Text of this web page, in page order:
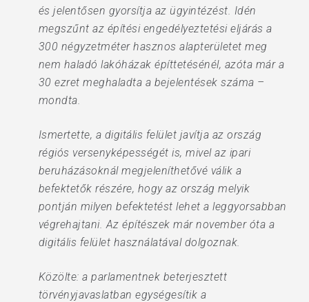
és jelentősen gyorsítja az ügyintézést. Idén
megszűnt az építési engedélyeztetési eljárás a
300 négyzetméter hasznos alapterületet meg
nem haladó lakóházak építtetésénél, azóta már a
30 ezret meghaladta a bejelentések száma –
mondta.
Ismertette, a digitális felület javítja az ország
régiós versenyképességét is, mivel az ipari
beruházásoknál megjeleníthetővé válik a
befektetők részére, hogy az ország melyik
pontján milyen befektetést lehet a leggyorsabban
végrehajtani. Az építészek már november óta a
digitális felület használatával dolgoznak.
Közölte: a parlamentnek beterjesztett
törvényjavaslatban egységesítik a